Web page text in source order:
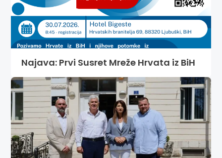
Najava: Prvi Susret Mreže Hrvata iz BiH